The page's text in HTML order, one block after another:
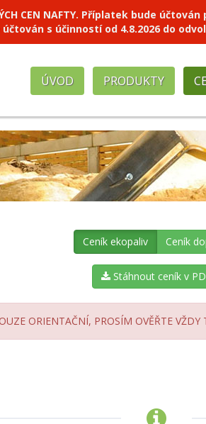
CEN NAFTY. Příplatek bude
s účinností od 4.8.2026 do
ÚVOD PRODUKTY
Ceník ekopaliv Ceník
Stáhnout ceník v
ORIENTAČNÍ, PROSÍM OVĚŘTE